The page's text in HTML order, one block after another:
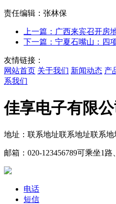
责任编辑：张林保
上一篇：广西来宾召开房
下一篇：宁夏石嘴山：四
友情链接：
网站首页 关于我们 新闻动态 产
系我们
佳享电子有限公
地址：联系地址联系地址联系地
邮箱：020-123456789可乘坐1路
电话
短信